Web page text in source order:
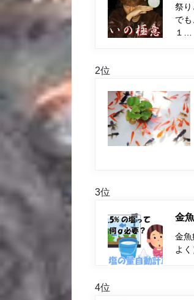
祭り
で
１…
2位
3位
金
金魚
よ
4位